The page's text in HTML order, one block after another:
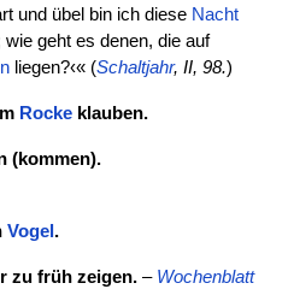
und übel bin ich diese Nacht
wie geht es denen, die auf
liegen?‹« (Schaltjahr, II, 98.)
Rockeklauben.
(kommen).
Vogel .
zu früh zeigen.– Wochenblatt